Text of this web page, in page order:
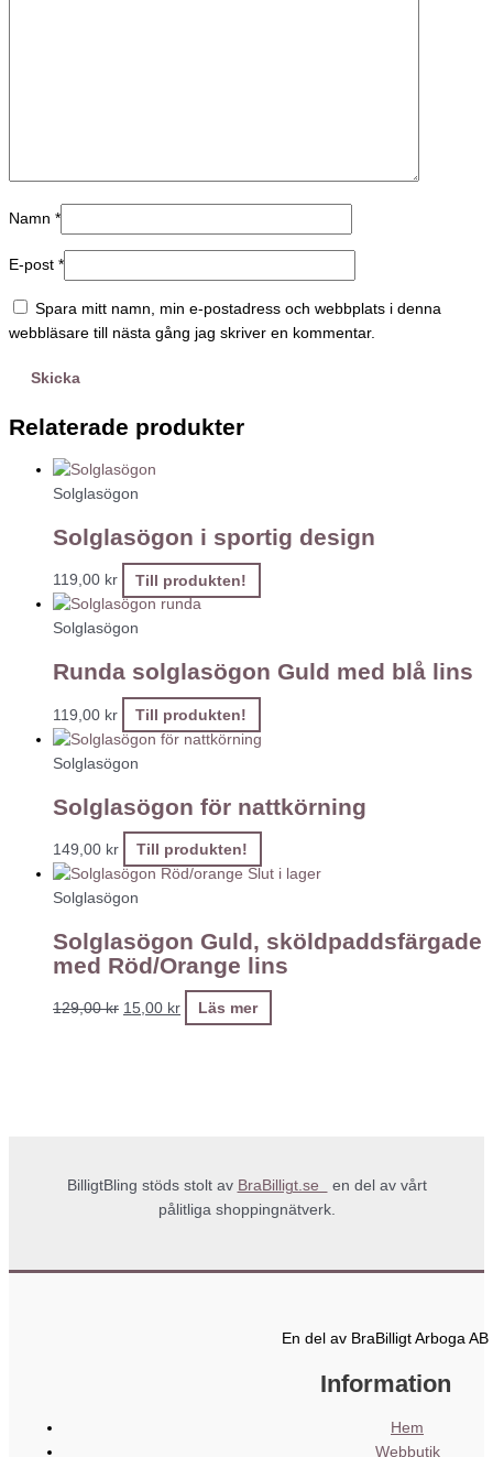
Namn *
E-post *
Spara mitt namn, min e-postadress och webbplats i denna
webbläsare till nästa gång jag skriver en kommentar.
Relaterade produkter
Solglasögon
Solglasögon i sportig design
119,00 kr Till produkten!
Solglasögon
Runda solglasögon Guld med blå lins
119,00 kr Till produkten!
Solglasögon
Solglasögon för nattkörning
149,00 kr Till produkten!
Slut i lager
Solglasögon
Solglasögon Guld, sköldpaddsfärgade
med Röd/Orange lins
129,00kr 15,00 kr Läs mer
BilligtBling stöds stolt av BraBilligt.se
en del av vårt
pålitliga shoppingnätverk.
En del av BraBilligt Arboga AB
Information
Hem
Webbutik